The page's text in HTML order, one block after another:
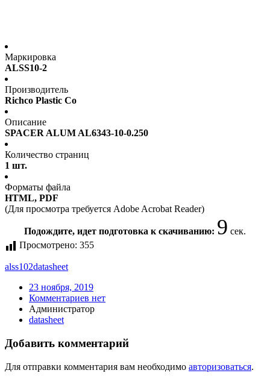
Маркировка
ALSS10-2
Производитель
Richco Plastic Co
Описание
SPACER ALUM AL6343-10-0.250
Количество страниц
1 шт.
Форматы файла
HTML, PDF
(Для просмотра требуется Adobe Acrobat Reader)
Подождите, идет подготовка к скачиванию: 9 сек.
Просмотрено: 355
alss102datasheet
23 ноября, 2019
Комментариев нет
Администратор
datasheet
Добавить комментарий
Для отправки комментария вам необходимо авторизоваться.